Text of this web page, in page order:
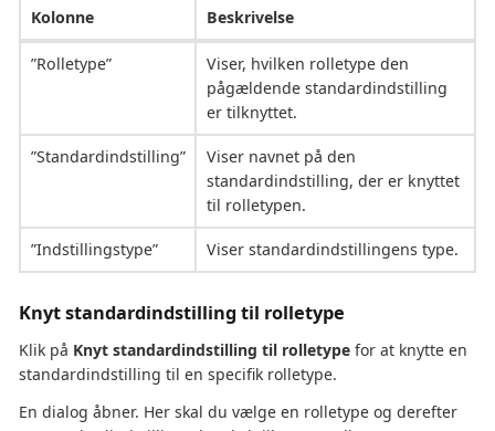
Kolonne Beskrivelse
”Rolletype”
Viser, hvilken rolletype den
pågældende standardindstilling
er tilknyttet.
”Standardindstilling”
Viser navnet på den
standardindstilling, der er knyttet
til rolletypen.
”Indstillingstype” Viser standardindstillingens type.
Knyt standardindstilling til rolletype
Klik på Knyt standardindstilling til rolletype for at knytte en
standardindstilling til en specifik rolletype.
En dialog åbner. Her skal du vælge en rolletype og derefter